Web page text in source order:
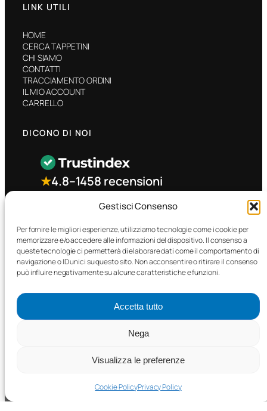
Gestisci Consenso
Per fornire le migliori esperienze, utilizziamo tecnologie come i cookie per
memorizzare e/o accedere alle informazioni del dispositivo. Il consenso a
queste tecnologie ci permetterà di elaborare dati come il comportamento di
navigazione o ID unici su questo sito. Non acconsentire o ritirare il consenso
può influire negativamente su alcune caratteristiche e funzioni.
Accetta tutto
Nega
Visualizza le preferenze
Cookie PolicyPrivacy Policy
LINK UTILI
HOME
CERCA TAPPETINI
CHI SIAMO
CONTATTI
TRACCIAMENTO ORDINI
IL MIO ACCOUNT
CARRELLO
DICONO DI NOI
★4.8–1458 recensioni
CONTATTO RAPIDO
Facebook
©2025 MTC Automotive s.r.l. . Tutti i diritti riservati. – P.I.